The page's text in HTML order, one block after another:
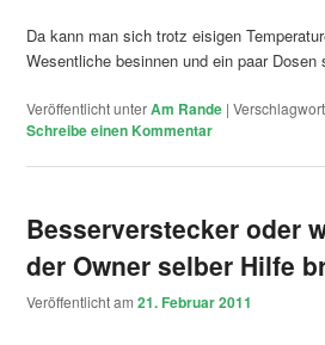
Da kann man sich trotz eisigen
Wesentliche besinnen und ein paar Dosen
Veröffentlicht unterAm Rande |
Schreibe einen Kommentar
Besserverstecker oder
der Owner selber Hilfe
Veröffentlicht am21. Februar 2011